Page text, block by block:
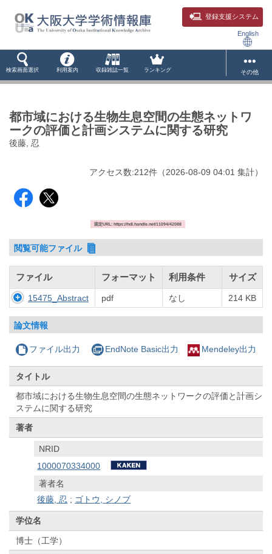
登録支援システム
English
検索画面選択 利用案内 収録雑誌一覧 ランキング その他
都市域における生物生息空間の生態ネットワ
ークの評価と計画システムに関する研究
後藤, 忍
アクセス数:212件 （2026-08-09 04:01 集計）
固定URL: https://hdl.handle.net/11094/42088
閲覧可能ファイル
ファイル フォーマット 利用条件 サイズ
15475_Abstract pdf なし 214 KB
論文情報
ファイル出力 EndNote Basic出力 Mendeley出力
タイトル
都市域における生物生息空間の生態ネットワークの評価と計画シ
ステムに関する研究
著者
NRID
1000070334000
著者名
後藤, 忍 ; ゴトウ, シノブ
学位名
博士（工学）